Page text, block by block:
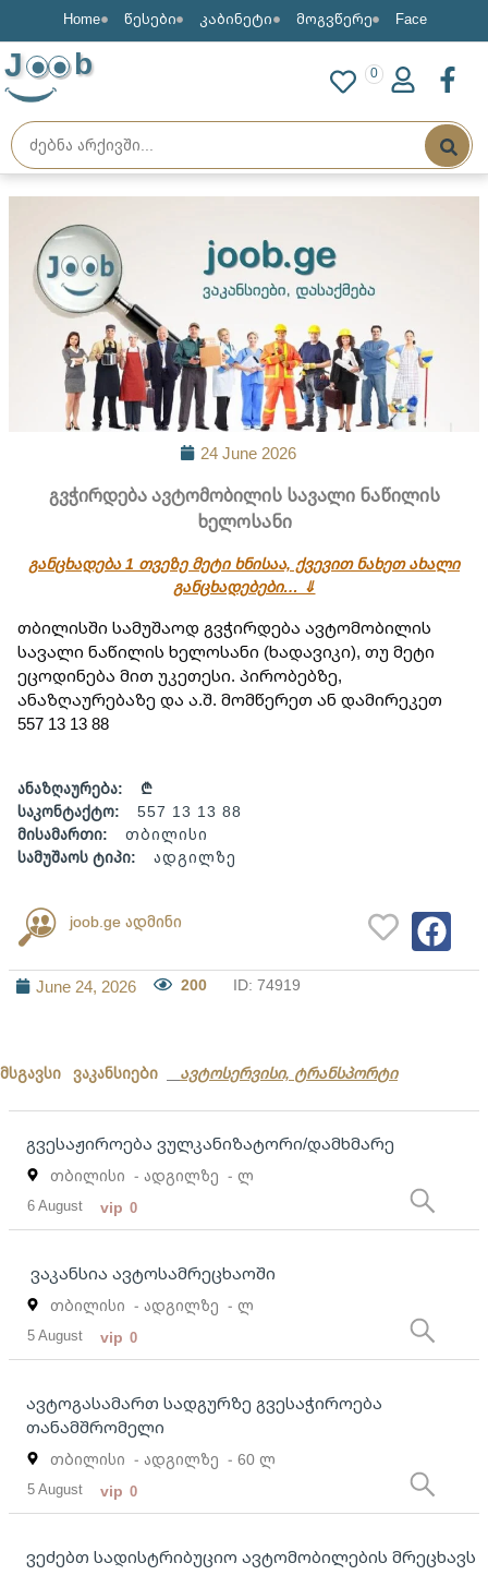
Home წესები კაბინეტი მოგვწერე Face
J b 0
24 June 2026
გვჭირდება ავტომობილის სავალი ნაწილის
ხელოსანი
განცხადება 1 თვეზე მეტი ხნისაა, ქვევით ნახეთ ახალი
განცხადებები… ⇓
თბილისში სამუშაოდ გვჭირდება ავტომობილის
სავალი ნაწილის ხელოსანი (ხადავიკი), თუ მეტი
ეცოდინება მით უკეთესი. პირობებზე,
ანაზღაურებაზე და ა.შ. მომწერეთ ან დამირეკეთ
557 13 13 88
ანაზღაურება:
₾
საკონტაქტო:
557 13 13 88
მისამართი:
თბილისი
სამუშაოს ტიპი:
ადგილზე
joob.ge ადმინი
June 24, 2026 200 ID: 74919
მსგავსი ვაკანსიები ავტოსერვისი, ტრანსპორტი
გვესაჟიროება ვულკანიზატორი/დამხმარე
თბილისი - ადგილზე - ლ
6 August vip 0
ვაკანსია ავტოსამრეცხაოში
თბილისი - ადგილზე - ლ
5 August vip 0
ავტოგასამართ სადგურზე გვესაჭიროება
თანამშრომელი
თბილისი - ადგილზე - 60 ლ
5 August vip 0
ვეძებთ სადისტრიბუციო ავტომობილების მრეცხავს